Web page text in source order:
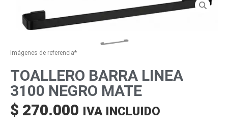
Imágenes de referencia*
TOALLERO BARRA LINEA
3100 NEGRO MATE
$ 270.000 IVA INCLUIDO